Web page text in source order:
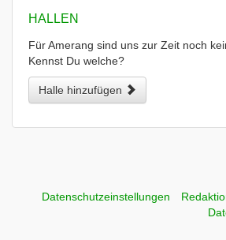
HALLEN
Für Amerang sind uns zur Zeit noch
Kennst Du welche?
Halle hinzufügen
Datenschutzeinstellungen